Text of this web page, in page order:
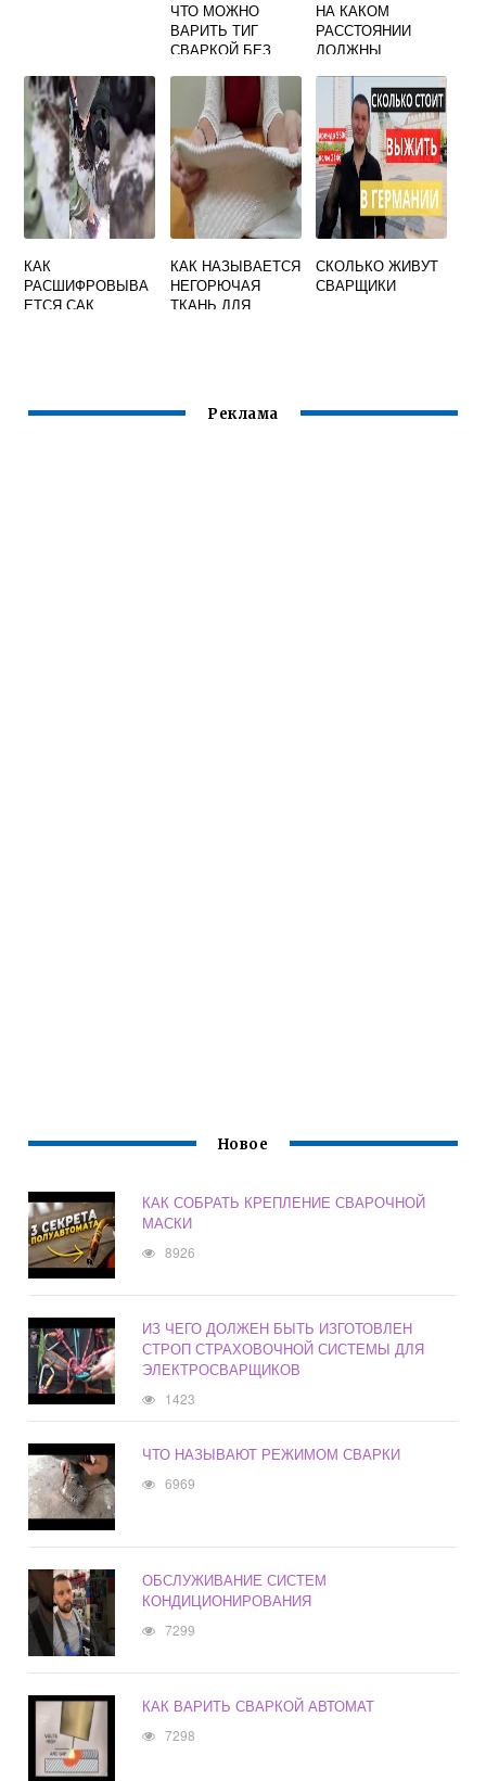
ЧТО МОЖНО
ВАРИТЬ ТИГ
СВАРКОЙ БЕЗ
НА КАКОМ
РАССТОЯНИИ
ДОЛЖНЫ
ГАЗОПРОВОДНЫЕ
ШЛАНГИ С
ГОРЮЧИМ ГАЗОМ
ОТ СВАРОЧНЫХ
КАБЕЛЕЙ
КАК
РАСШИФРОВЫВА
ЕТСЯ САК
КАК НАЗЫВАЕТСЯ
НЕГОРЮЧАЯ
ТКАНЬ ДЛЯ
СКОЛЬКО ЖИВУТ
СВАРЩИКИ
Реклама
Новое
КАК СОБРАТЬ КРЕПЛЕНИЕ СВАРОЧНОЙ
МАСКИ
8926
ИЗ ЧЕГО ДОЛЖЕН БЫТЬ ИЗГОТОВЛЕН
СТРОП СТРАХОВОЧНОЙ СИСТЕМЫ ДЛЯ
ЭЛЕКТРОСВАРЩИКОВ
1423
ЧТО НАЗЫВАЮТ РЕЖИМОМ СВАРКИ
6969
ОБСЛУЖИВАНИЕ СИСТЕМ
КОНДИЦИОНИРОВАНИЯ
7299
КАК ВАРИТЬ СВАРКОЙ АВТОМАТ
7298